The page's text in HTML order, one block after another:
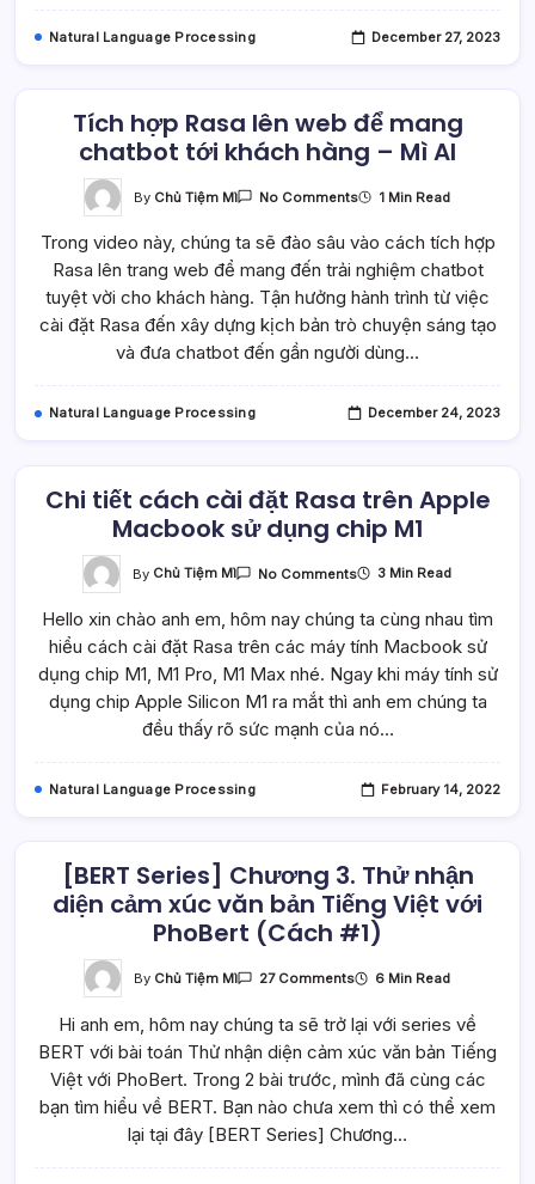
Natural Language Processing
December 27, 2023
Tích hợp Rasa lên web để mang
chatbot tới khách hàng – Mì AI
By Chủ Tiệm Mì No CommentsOn
Rasa
Web
Để
Mang
Chatbot
Tới
Khách
AI
1 Min Read
Trong video này, chúng ta sẽ đào sâu vào cách tích hợp
Rasa lên trang web để mang đến trải nghiệm chatbot
tuyệt vời cho khách hàng. Tận hưởng hành trình từ việc
cài đặt Rasa đến xây dựng kịch bản trò chuyện sáng tạo
và đưa chatbot đến gần người dùng…
Natural Language Processing December 24, 2023
Chi tiết cách cài đặt Rasa trên Apple
Macbook sử dụng chip M1
By Chủ Tiệm Mì No CommentsOn
Cách
Đặt
Rasa
Trên
Apple
Macbook
Sử
3 Min Read
Hello xin chào anh em, hôm nay chúng ta cùng nhau tìm
hiểu cách cài đặt Rasa trên các máy tính Macbook sử
dụng chip M1, M1 Pro, M1 Max nhé. Ngay khi máy tính sử
dụng chip Apple Silicon M1 ra mắt thì anh em chúng ta
đều thấy rõ sức mạnh của nó…
Natural Language Processing February 14, 2022
[BERT Series] Chương 3. Thử nhận
diện cảm xúc văn bản Tiếng Việt với
PhoBert (Cách #1)
By Chủ Tiệm Mì 27 CommentsOn
Chương
3.
Thử
Nhận
Diện
Cảm
Xúc
Văn
Bản
6 Min Read
Hi anh em, hôm nay chúng ta sẽ trở lại với series về
BERT với bài toán Thử nhận diện cảm xúc văn bản Tiếng
Việt với PhoBert. Trong 2 bài trước, mình đã cùng các
bạn tìm hiểu về BERT. Bạn nào chưa xem thì có thể xem
lại tại đây [BERT Series] Chương…